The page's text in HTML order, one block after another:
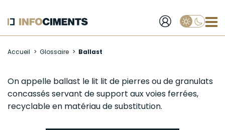
au
principal
Accueil Glossaire Ballast
Ballast
On appelle ballast le lit lit de pierres ou degranulats
concassés servant de support aux voies ferrées,
recyclableen matériau de substitution.